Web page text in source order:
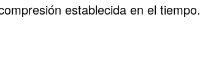
establecida en el tiempo.